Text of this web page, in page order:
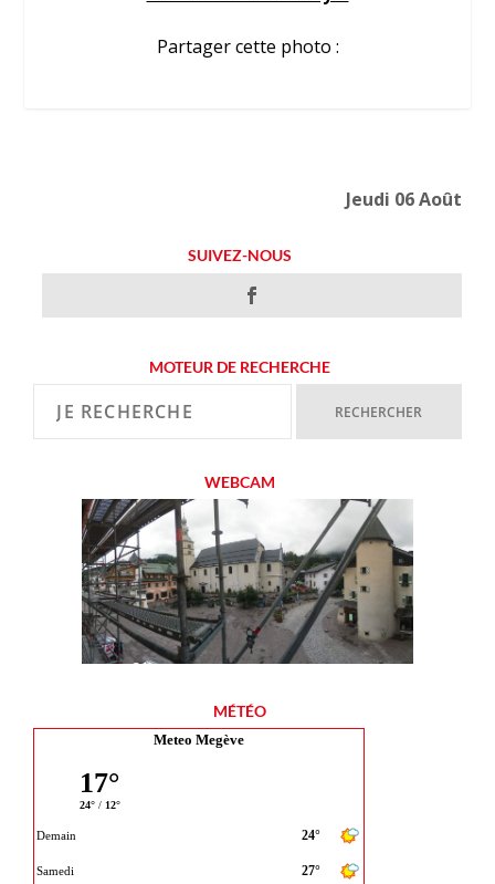
Partager cette photo :
Jeudi 06 Août
SUIVEZ-NOUS
MOTEUR DE RECHERCHE
WEBCAM
MÉTÉO
Meteo Megève